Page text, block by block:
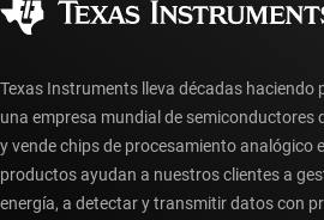
Preguntas frecuentes sobre la cuenta
Texas Instruments lleva décadas haciendo
una empresa mundial de semiconductores
y vende chips de procesamiento analógico
productos ayudan a nuestros clientes a
energía, a detectar y transmitir datos con